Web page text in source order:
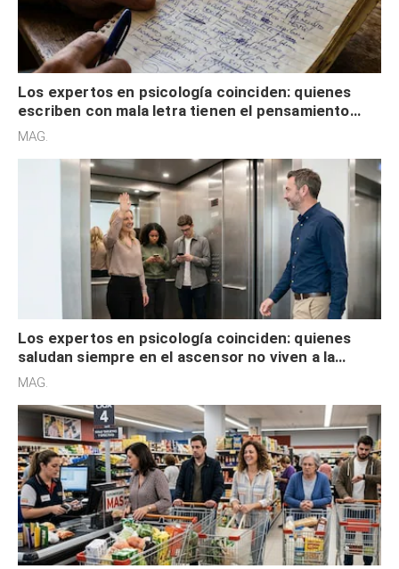
Los expertos en psicología coinciden: quienes
escriben con mala letra tienen el pensamiento
acelerado y no lo hacen por desinterés
MAG.
Los expertos en psicología coinciden: quienes
saludan siempre en el ascensor no viven a la
defensiva y tienen apertura social
MAG.